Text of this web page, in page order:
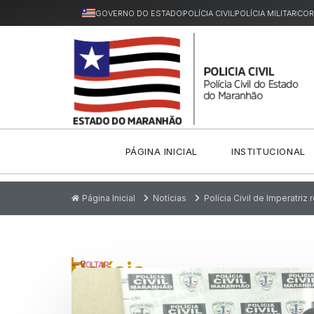
GOVERNO DO ESTADOPOLÍCIA CIVILPOLÍCIA MILITAR
PÁGINA INICIAL INSTITUCIONAL
Página Inicial Notícias Polícia Civil de Imperatriz
P
Polícia
VOLTAR